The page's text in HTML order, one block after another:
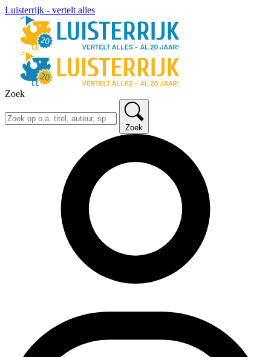
Luisterrijk - vertelt alles
Zoek
Zoek